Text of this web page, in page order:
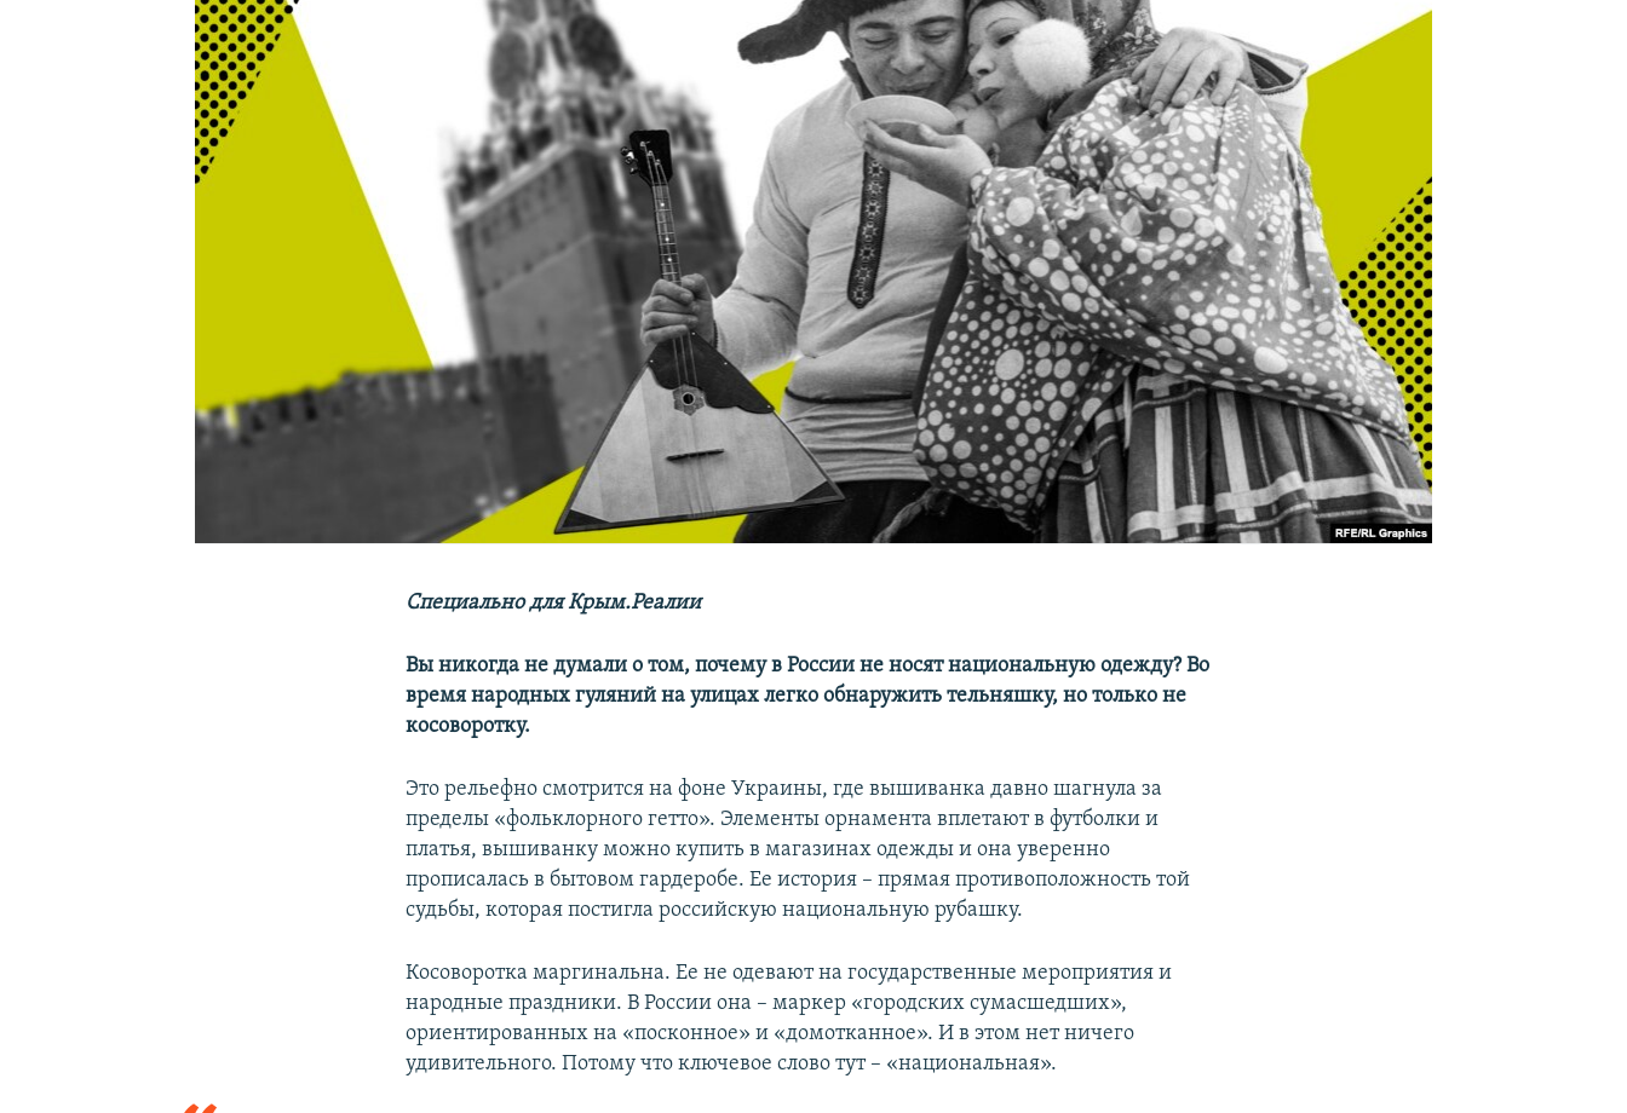
КРЫМ.НЕПОКОРЕННЫЙ
УКРАИНСКАЯ ПРОБЛЕМА КРЫМА
Специально для Крым.Реалии
Вы никогда не думали о том, почему в России не носят национальную одежду? Во
время народных гуляний на улицах легко обнаружить тельняшку, но только не
косоворотку.
Это рельефно смотрится на фоне Украины, где вышиванка давно шагнула за
пределы «фольклорного гетто». Элементы орнамента вплетают в футболки и
платья, вышиванку можно купить в магазинах одежды и она уверенно
прописалась в бытовом гардеробе. Ее история – прямая противоположность той
судьбы, которая постигла российскую национальную рубашку.
Косоворотка маргинальна. Ее не одевают на государственные мероприятия и
народные праздники. В России она – маркер «городских сумасшедших»,
ориентированных на «посконное» и «домотканное». И в этом нет ничего
удивительного. Потому что ключевое слово тут – «национальная».